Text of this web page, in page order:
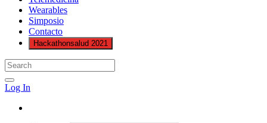
Wearables
Simposio
Contacto
Hackathonsalud 2021
Log In